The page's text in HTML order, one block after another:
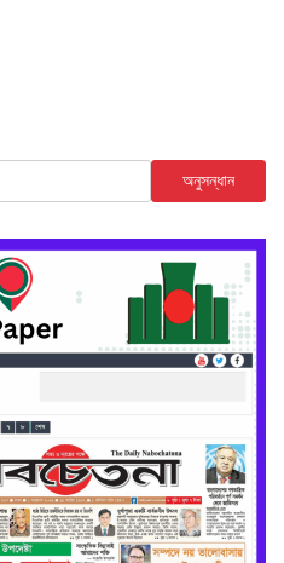
অনুসন্ধান